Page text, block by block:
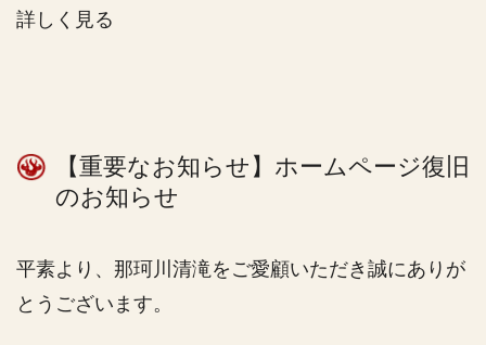
詳しく見る
【重要なお知らせ】ホームページ復旧
のお知らせ
平素より、那珂川清滝をご愛顧いただき誠にありが
とうございます。